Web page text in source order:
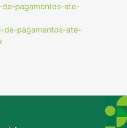
de-pagamentos-ate-
de-pagamentos-ate-